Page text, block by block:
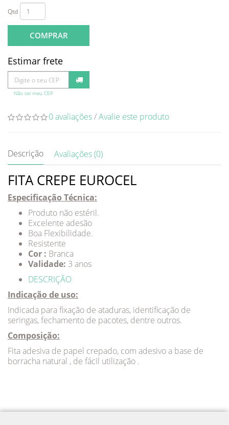
Qtd
COMPRAR
Estimar frete
Não sei meu CEP
0 avaliações/Avalie este produto
Descrição Avaliações (0)
FITA CREPE EUROCEL
Especificação Técnica:
Produto não estéril.
Excelente adesão
Boa Flexibilidade.
Resistente
Cor : Branca
Validade: 3 anos
DESCRIÇÃO
Indicação de uso:
Indicada para fixação de ataduras, identificação de
seringas, fechamento de pacotes, dentre outros.
Composição:
Fita adesiva de papel crepado, com adesivo a base de
borracha natural , de fácil utilização .